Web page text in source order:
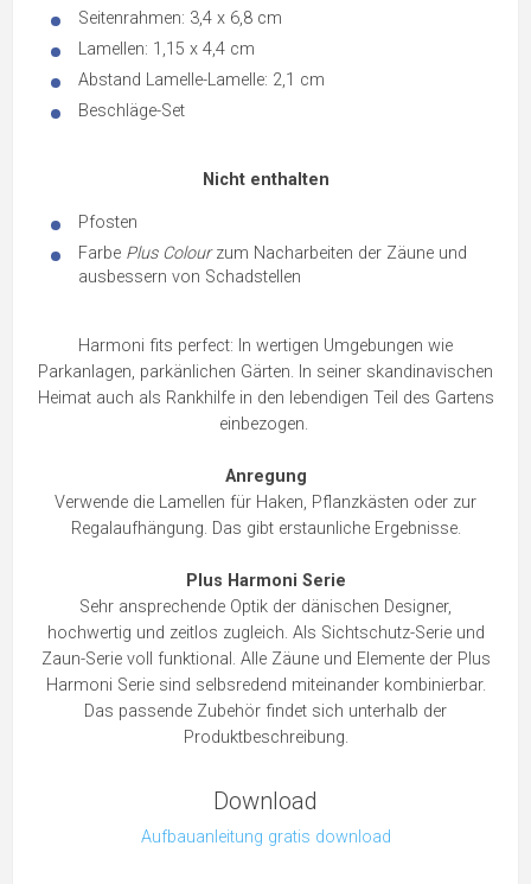
Seitenrahmen: 3,4 x 6,8 cm
Lamellen: 1,15 x 4,4 cm
Abstand Lamelle-Lamelle: 2,1 cm
Beschläge-Set
Nicht enthalten
Pfosten
Farbe Plus Colourzum Nacharbeiten der Zäune und
ausbessern von Schadstellen
Harmoni fits perfect: In wertigen Umgebungen wie
Parkanlagen, parkänlichen Gärten. In seiner skandinavischen
Heimat auch als Rankhilfe in den lebendigen Teil des Gartens
einbezogen.
Anregung
Verwende die Lamellen für Haken, Pflanzkästen oder zur
Regalaufhängung. Das gibt erstaunliche Ergebnisse.
Plus Harmoni Serie
Sehr ansprechende Optik der dänischen Designer,
hochwertig und zeitlos zugleich. Als Sichtschutz-Serie und
Zaun-Serie voll funktional. Alle Zäune und Elemente der Plus
Harmoni Serie sind selbsredend miteinander kombinierbar.
Das passende Zubehör findet sich unterhalb der
Produktbeschreibung.
Download
Aufbauanleitung gratis download